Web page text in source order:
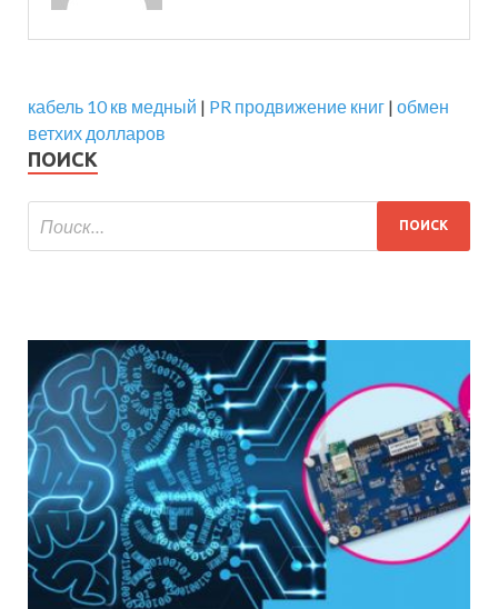
кабель 10 кв медный | PR продвижение книг | обмен
ветхих долларов
ПОИСК